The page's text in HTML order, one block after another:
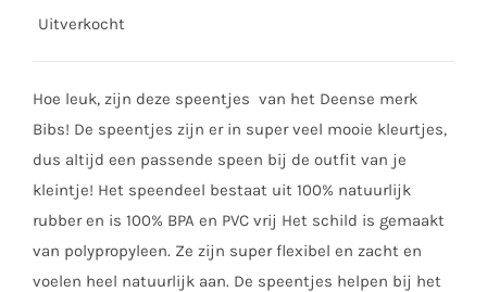
Uitverkocht
Hoe leuk, zijn deze speentjes van het Deense merk
Bibs! De speentjes zijn er in super veel mooie kleurtjes,
dus altijd een passende speen bij de outfit van je
kleintje! Het speendeel bestaat uit 100% natuurlijk
rubber en is 100% BPA en PVC vrij Het schild is gemaakt
van polypropyleen. Ze zijn super flexibel en zacht en
voelen heel natuurlijk aan. De speentjes helpen bij het